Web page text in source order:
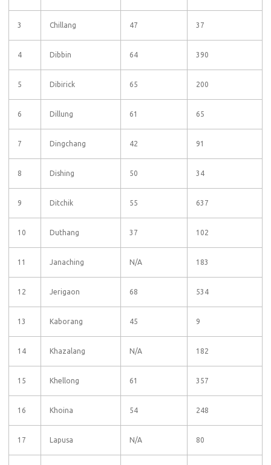
3 Chillang 47 37
4 Dibbin 64 390
5 Dibirick 65 200
6 Dillung 61 65
7 Dingchang 42 91
8 Dishing 50 34
9 Ditchik 55 637
10 Duthang 37 102
11 Janaching N/A 183
12 Jerigaon 68 534
13 Kaborang 45 9
14 Khazalang N/A 182
15 Khellong 61 357
16 Khoina 54 248
17 Lapusa N/A 80